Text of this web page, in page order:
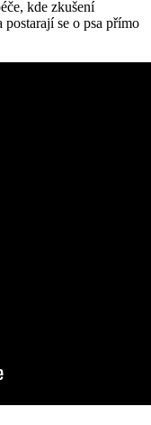
kde zkušení
se o psa přímo